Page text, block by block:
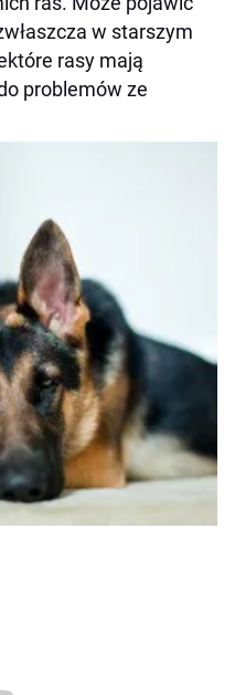
w starszym
rasy mają
problemów ze